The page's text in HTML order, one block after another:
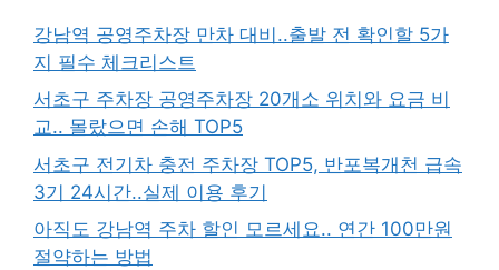
강남역 공영주차장 만차 대비..출발 전 확인할 5가
지 필수 체크리스트
서초구 주차장 공영주차장 20개소 위치와 요금 비
교.. 몰랐으면 손해 TOP5
서초구 전기차 충전 주차장 TOP5, 반포복개천 급속
3기 24시간..실제 이용 후기
아직도 강남역 주차 할인 모르세요.. 연간 100만원
절약하는 방법